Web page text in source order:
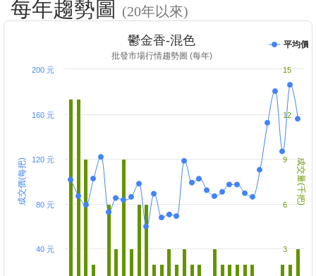
每年趨勢圖 (20年以來)
成交價(每把) 成交量(千把)
鬱金香-混色
批發市場行情趨勢圖 (每年)
平均價
40 元
80 元
120 元
160 元
200 元
3
6
9
12
15